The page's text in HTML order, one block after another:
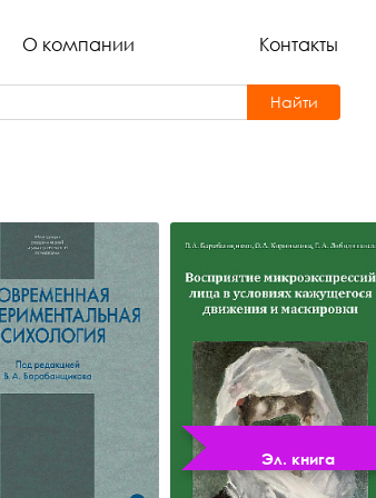
О компании Контакты
Найти
Эл. книга